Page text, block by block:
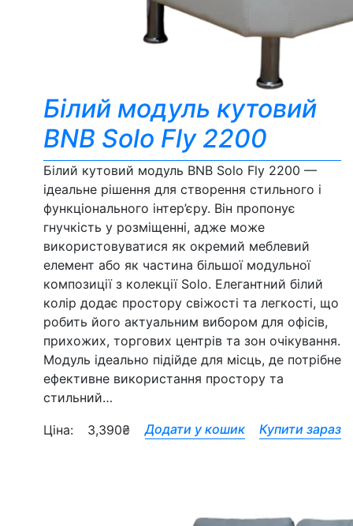
Білий модуль кутовий
BNB Solo Fly 2200
Білий кутовий модуль BNB Solo Fly 2200 —
ідеальне рішення для створення стильного і
функціонального інтер’єру. Він пропонує
гнучкість у розміщенні, адже може
використовуватися як окремий меблевий
елемент або як частина більшої модульної
композиції з колекції Solo. Елегантний білий
колір додає простору свіжості та легкості, що
робить його актуальним вибором для офісів,
прихожих, торгових центрів та зон очікування.
Модуль ідеально підійде для місць, де потрібне
ефективне використання простору та
стильний…
Ціна: 3,390₴ Додати у кошик Купити зараз